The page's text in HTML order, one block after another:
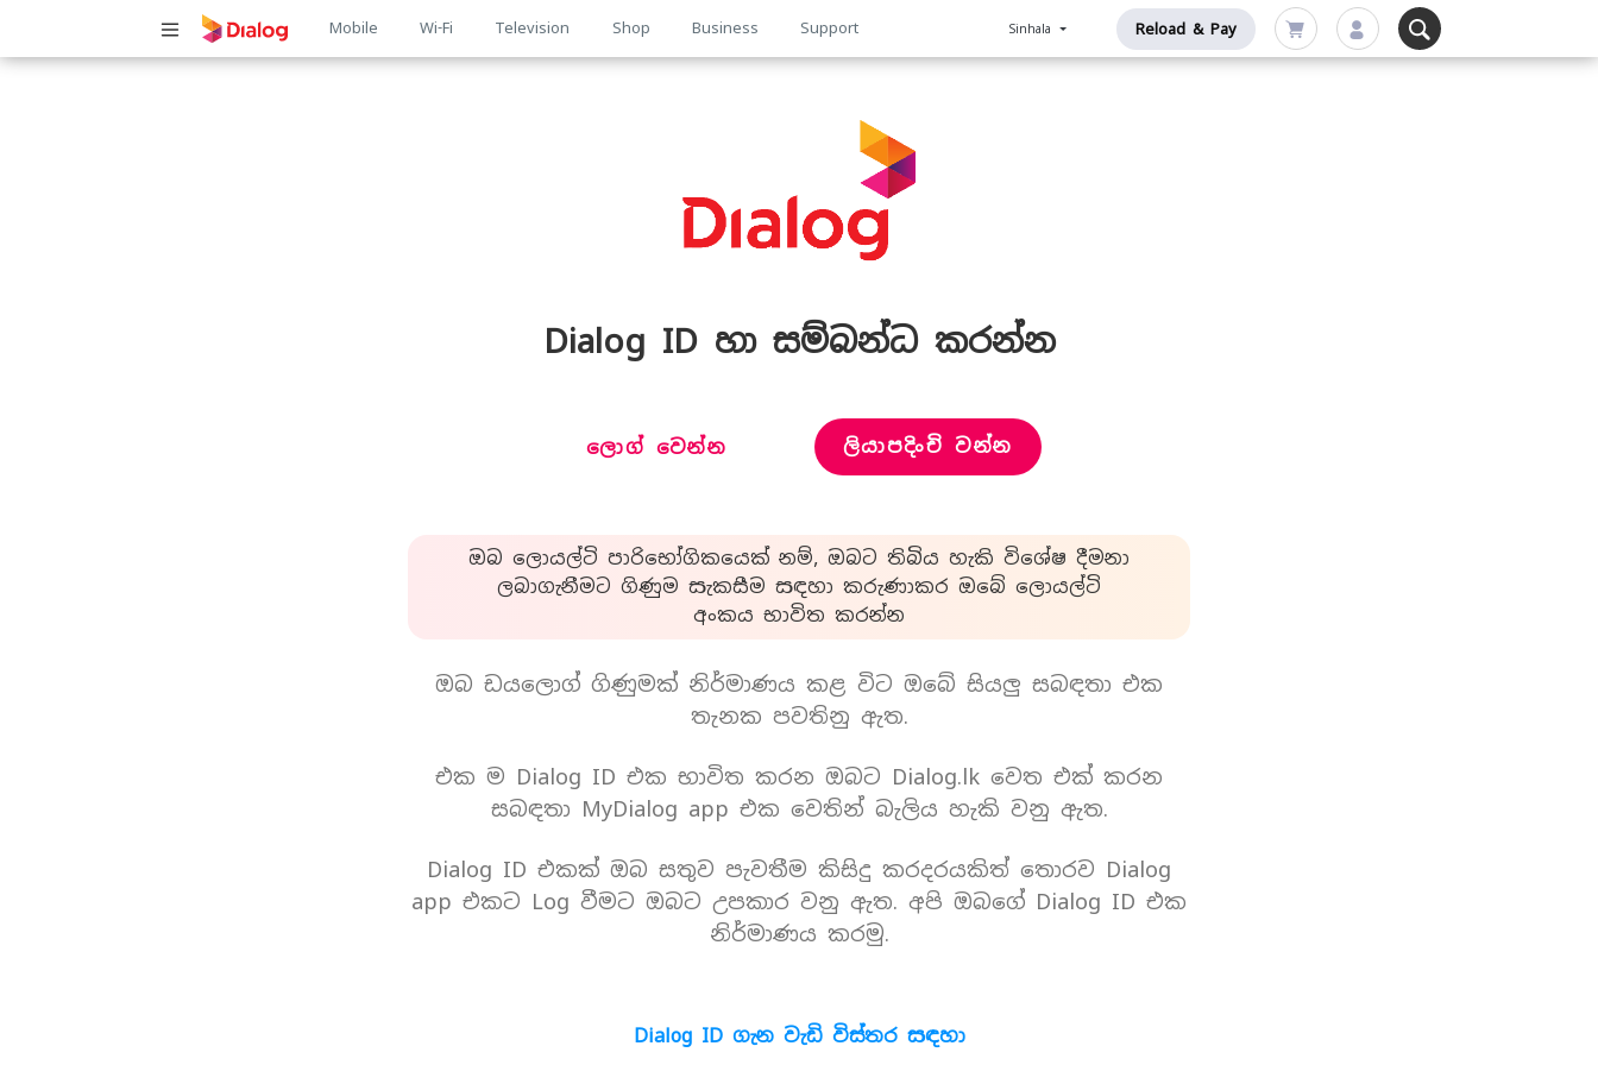
Main
Mobile Wi-Fi Television Shop Business Support Sinhala Reload & Pay
Dialog ID හා සම්බන්ධ කරන්න
ලොග් වෙන්න ලියාපදිංචි වන්න
ඔබ ලොයල්ටි පාරිභෝගිකයෙක් නම්, ඔබට තිබිය හැකි විශේෂ දීමනා
ලබාගැනීමට ගිණුම සැකසීම සඳහා කරුණාකර ඔබේ ලොයල්ටි
අංකය භාවිත කරන්න
ඔබ ඩයලොග් ගිණුමක් නිර්මාණය කළ විට ඔබේ සියලු සබඳතා එක
තැනක පවතිනු ඇත.
එක ම Dialog ID එක භාවිත කරන ඔබට Dialog.lk වෙත එක් කරන
සබඳතා MyDialog app එක වෙතින් බැලිය හැකි වනු ඇත.
Dialog ID එකක් ඔබ සතුව පැවතීම කිසිදු කරදරයකිත් තොරව Dialog
app එකට Log වීමට ඔබට උපකාර වනු ඇත. අපි ඔබගේ Dialog ID එක
නිර්මාණය කරමු.
Dialog ID ගැන වැඩි විස්තර සඳහා